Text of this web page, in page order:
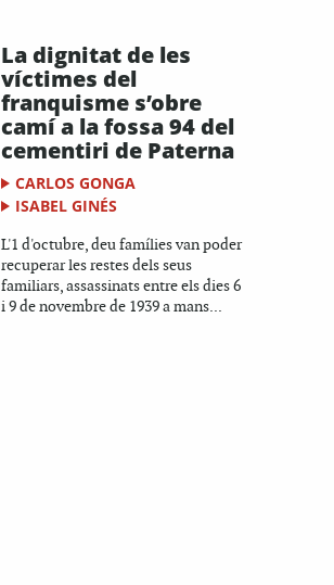
La dignitat de les
víctimes del
franquisme s’obre
camí a la fossa 94 del
cementiri de Paterna
CARLOS GONGA
ISABEL GINÉS
L'1 d'octubre, deu famílies van poder
recuperar les restes dels seus
familiars, assassinats entre els dies 6
i 9 de novembre de 1939 a mans...